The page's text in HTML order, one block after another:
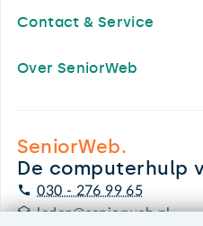
Contact & Service
Over SeniorWeb
SeniorWeb.
De computerhulp
030 - 276 99 65
leden@seniorweb.nl